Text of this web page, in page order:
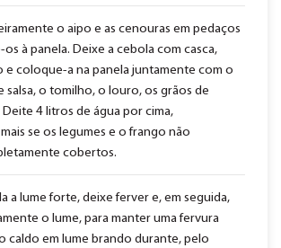
o aipo e as cenouras em pedaços
à panela. Deixe a cebola com casca,
e coloque-a na panela juntamente com o
salsa, o tomilho, o louro, os grãos de
Deite 4 litros de água por cima,
se os legumes e o frango não
cobertos.
a lume forte, deixe ferver e, em seguida,
o lume, para manter uma fervura
caldo em lume brando durante, pelo